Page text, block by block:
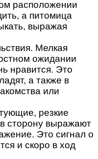
расположении
а питомица
выражая
Мелкая
ожидании
нравится. Это
а также в
или
резкие
сторону выражают
Это сигнал о
и скоро в ход